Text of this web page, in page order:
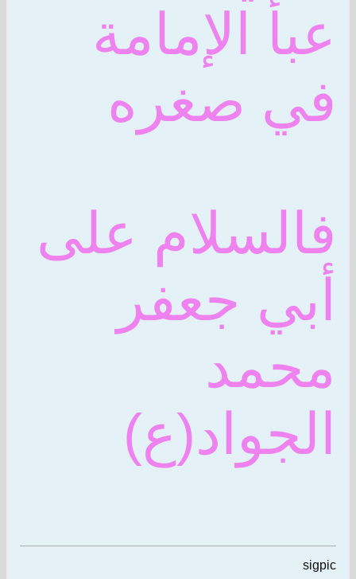
عبأ الإمامة
في صغره
فالسلام على
أبي جعفر
محمد
الجواد(ع)
sigpic